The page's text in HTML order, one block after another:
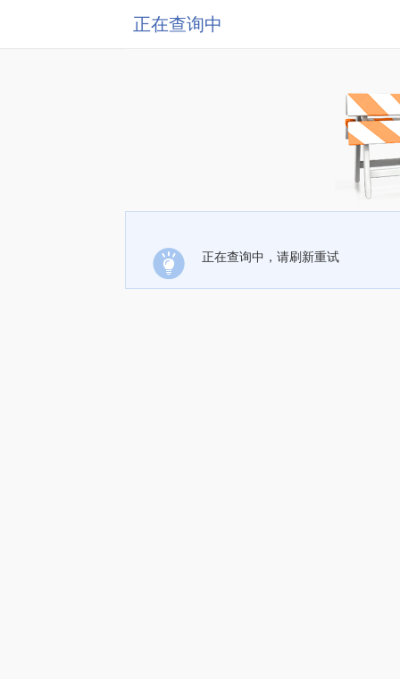
正在查询中
正在查询中，请刷新重试